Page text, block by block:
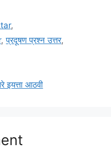
,
,प्रदूषण प्रश्न उत्तर,
इयत्ता आठवी